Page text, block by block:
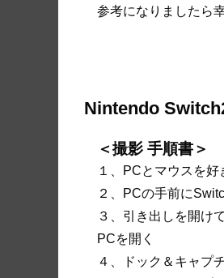
参考になりましたら
Nintendo
＜撮影 手順書＞
１、PCとマウスを好
２、PCの手前に
３、引き出しを開け
PCを開く
４、ドック＆キャプ